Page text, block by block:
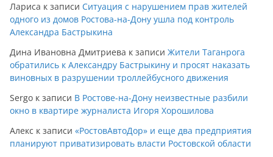
Лариса к записи Ситуация с нарушением прав жителей
одного из домов Ростова-на-Дону ушла под контроль
Александра Бастрыкина
Дина Ивановна Дмитриева к записи Жители Таганрога
обратились к Александру Бастрыкину и просят наказать
виновных в разрушении троллейбусного движения
Sergo к записи В Ростове-на-Дону неизвестные разбили
окно в квартире журналиста Игоря Хорошилова
Алекс к записи «РостовАвтоДор» и еще два предприятия
планируют приватизировать власти Ростовской области